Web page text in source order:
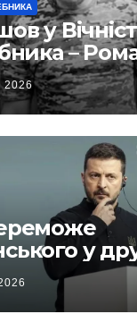
у
–
2026
у
– новий